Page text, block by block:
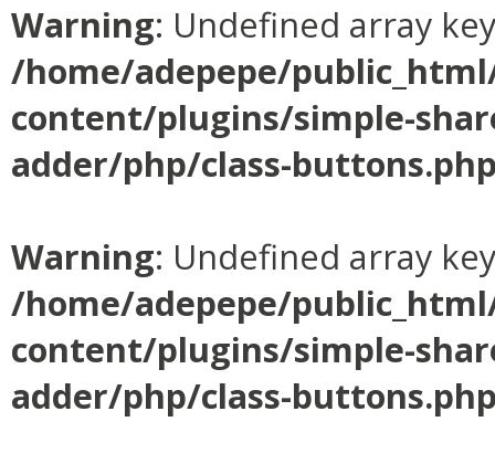
Warning: Undefined array
/home/adepepe/
content/plugins/simple-
adder/php/class-
Warning: Undefined array
/home/adepepe/
content/plugins/simple-
adder/php/class-